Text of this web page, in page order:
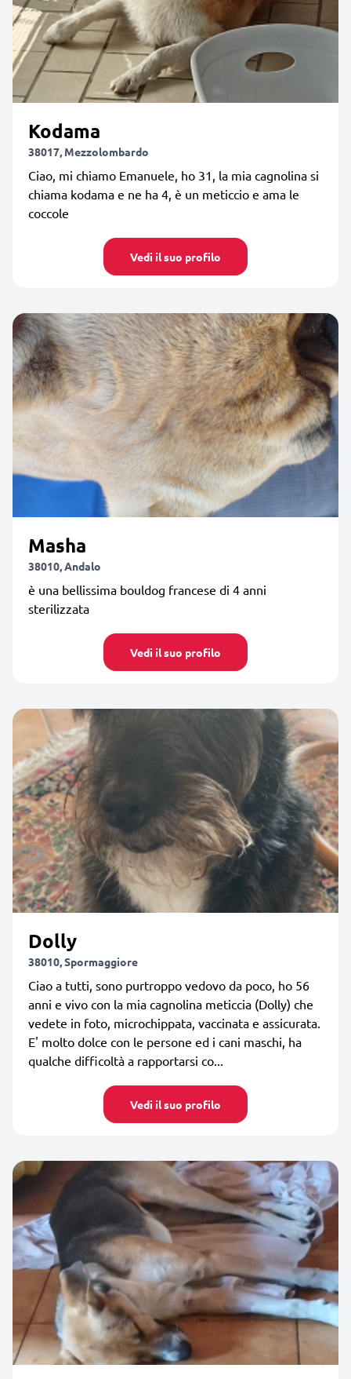
Kodama
38017, Mezzolombardo
Ciao, mi chiamo Emanuele, ho 31, la mia cagnolina si
chiama kodama e ne ha 4, è un meticcio e ama le
coccole
Vedi il suo profilo
Masha
38010, Andalo
è una bellissima bouldog francese di 4 anni
sterilizzata
Vedi il suo profilo
Dolly
38010, Spormaggiore
Ciao a tutti, sono purtroppo vedovo da poco, ho 56
anni e vivo con la mia cagnolina meticcia (Dolly) che
vedete in foto, microchippata, vaccinata e assicurata.
E' molto dolce con le persone ed i cani maschi, ha
qualche difficoltà a rapportarsi co...
Vedi il suo profilo